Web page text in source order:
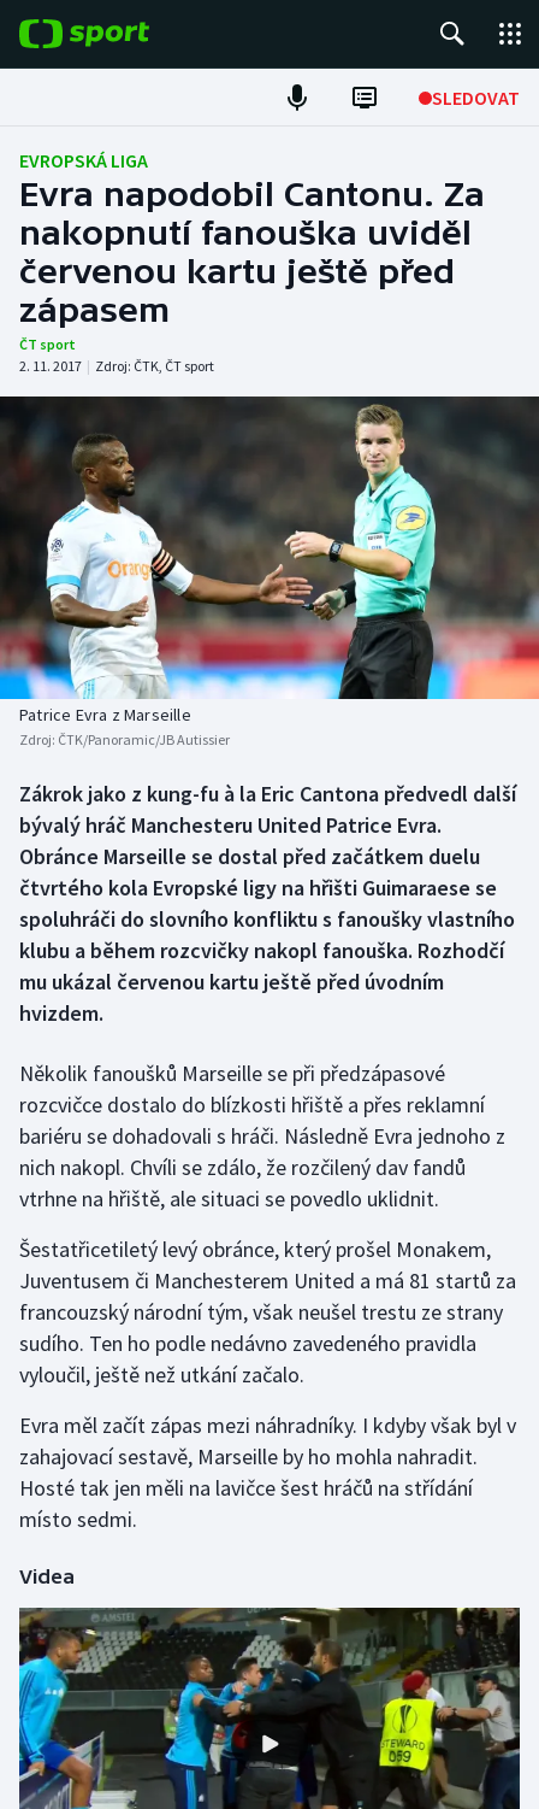
SLEDOVAT
Fotbal
Hokej
Tenis
Atletika
DALŠÍ SPORTY
Americký fotbal
Baseball a softbal
Basketbal
Biatlon
Boby a skeleton
Box
Curling
Dostihy
Florbal
Futsal
Golf
Gymnastika
Házená
Jezdectví
Judo
Krasobruslení
Lezení
Lyže a snowboard
Olympijské hry
Parasport
Plavání
NEPŘEHLÉDNĚTE
Soutěže
Historické návraty
Aplikace ČT sport
AZ kvíz
EVROPSKÁ LIGA
Evra napodobil Cantonu. Za
nakopnutí fanouška uviděl
červenou kartu ještě před
zápasem
ČT sport
2. 11. 2017 | Zdroj: ČTK, ČT sport
Patrice Evra z Marseille
Zdroj: ČTK/Panoramic/JB Autissier
Zákrok jako z kung-fu à la Eric Cantona předvedl další
bývalý hráč Manchesteru United Patrice Evra.
Obránce Marseille se dostal před začátkem duelu
čtvrtého kola Evropské ligy na hřišti Guimaraese se
spoluhráči do slovního konfliktu s fanoušky vlastního
klubu a během rozcvičky nakopl fanouška. Rozhodčí
mu ukázal červenou kartu ještě před úvodním
hvizdem.
Několik fanoušků Marseille se při předzápasové
rozcvičce dostalo do blízkosti hřiště a přes reklamní
bariéru se dohadovali s hráči. Následně Evra jednoho z
nich nakopl. Chvíli se zdálo, že rozčilený dav fandů
vtrhne na hřiště, ale situaci se povedlo uklidnit.
Šestatřicetiletý levý obránce, který prošel Monakem,
Juventusem či Manchesterem United a má 81 startů za
francouzský národní tým, však neušel trestu ze strany
sudího. Ten ho podle nedávno zavedeného pravidla
vyloučil, ještě než utkání začalo.
Evra měl začít zápas mezi náhradníky. I kdyby však byl v
zahajovací sestavě, Marseille by ho mohla nahradit.
Hosté tak jen měli na lavičce šest hráčů na střídání
místo sedmi.
Videa